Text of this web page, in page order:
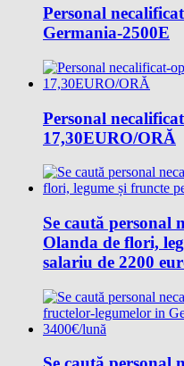
Personal
Germania-2500E
Personal
17,30EURO/ORĂ
Se caută personal
Olanda de flori,
salariu de 2200